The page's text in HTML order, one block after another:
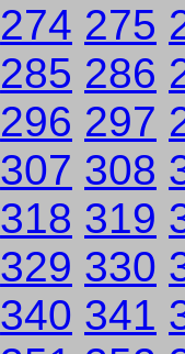
274 275
285 286
296 297
307 308
318 319
329 330
340 341